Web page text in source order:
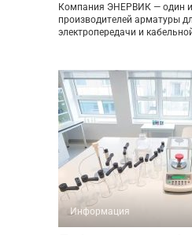
Компания ЭНЕРВИК — один
производителей арматуры
электропередачи и
Информация